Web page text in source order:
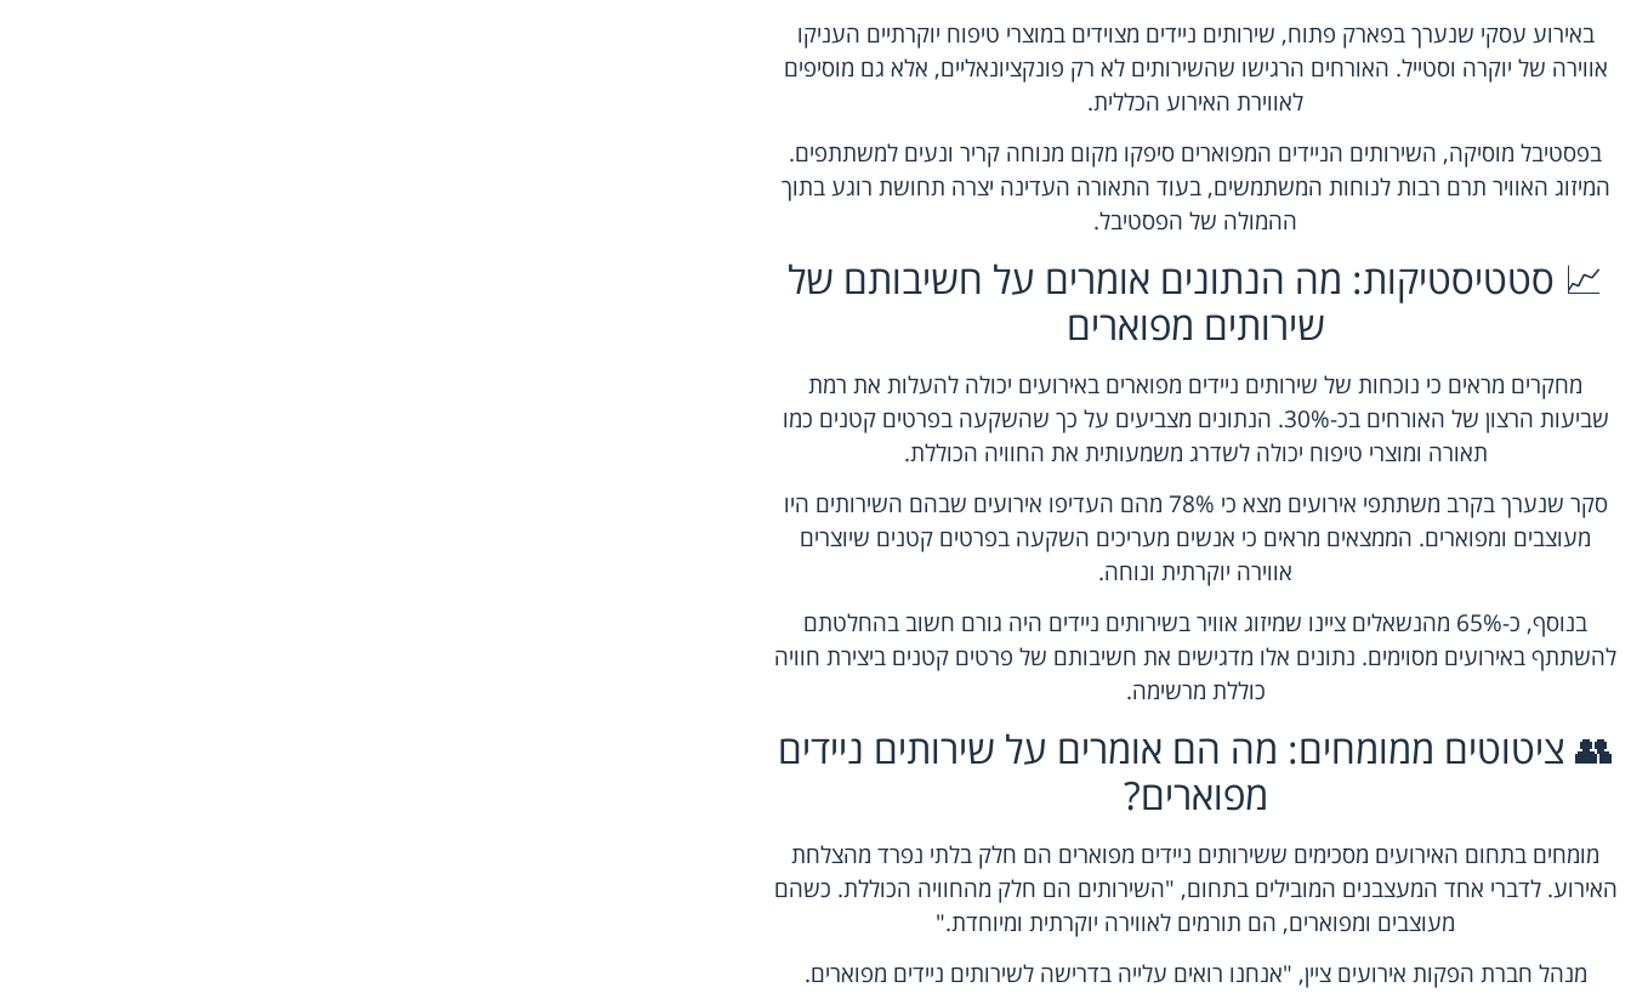
באירוע עסקי שנערך בפארק פתוח, שירותים ניידים מצוידים במוצרי טיפוח יוקרתיים העניקו
אווירה של יוקרה וסטייל. האורחים הרגישו שהשירותים לא רק פונקציונאליים, אלא גם מוסיפים
לאווירת האירוע הכללית.
בפסטיבל מוסיקה, השירותים הניידים המפוארים סיפקו מקום מנוחה קריר ונעים למשתתפים.
המיזוג האוויר תרם רבות לנוחות המשתמשים, בעוד התאורה העדינה יצרה תחושת רוגע בתוך
ההמולה של הפסטיבל.
📈 סטטיסטיקות: מה הנתונים אומרים על חשיבותם של
שירותים מפוארים
מחקרים מראים כי נוכחות של שירותים ניידים מפוארים באירועים יכולה להעלות את רמת
שביעות הרצון של האורחים בכ-30%. הנתונים מצביעים על כך שהשקעה בפרטים קטנים כמו
תאורה ומוצרי טיפוח יכולה לשדרג משמעותית את החוויה הכוללת.
סקר שנערך בקרב משתתפי אירועים מצא כי 78% מהם העדיפו אירועים שבהם השירותים היו
מעוצבים ומפוארים. הממצאים מראים כי אנשים מעריכים השקעה בפרטים קטנים שיוצרים
אווירה יוקרתית ונוחה.
בנוסף, כ-65% מהנשאלים ציינו שמיזוג אוויר בשירותים ניידים היה גורם חשוב בהחלטתם
להשתתף באירועים מסוימים. נתונים אלו מדגישים את חשיבותם של פרטים קטנים ביצירת חוויה
כוללת מרשימה.
👥 ציטוטים ממומחים: מה הם אומרים על שירותים ניידים
מפוארים?
מומחים בתחום האירועים מסכימים ששירותים ניידים מפוארים הם חלק בלתי נפרד מהצלחת
האירוע. לדברי אחד המעצבנים המובילים בתחום, "השירותים הם חלק מהחוויה הכוללת. כשהם
מעוצבים ומפוארים, הם תורמים לאווירה יוקרתית ומיוחדת."
מנהל חברת הפקות אירועים ציין, "אנחנו רואים עלייה בדרישה לשירותים ניידים מפוארים.